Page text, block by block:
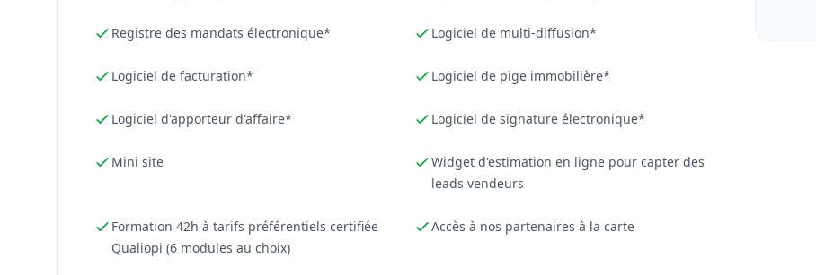
Registre des mandats électronique* Logiciel de multi-diffusion*
Logiciel de facturation* Logiciel de pige immobilière*
Logiciel d'apporteur d'affaire* Logiciel de signature électronique*
Mini site
Widget d'estimation en ligne pour capter des
leads vendeurs
Formation 42h à tarifs préférentiels certifiée
Qualiopi (6 modules au choix)
Accès à nos partenaires à la carte